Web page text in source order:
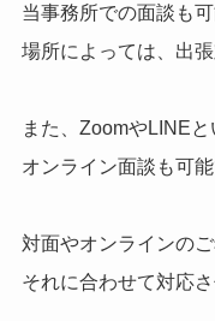
当事務所での面談も可
場所によっては、出
また、ZoomやLINE
オンライン面談も可能
対面やオンラインのご
それに合わせて対応さ